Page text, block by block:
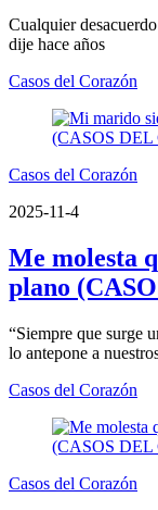
Cualquier
dije hace años
Casos del Corazón
Casos del Corazón
2025-11-4
Me molesta
plano
“Siempre que surge
lo antepone a
Casos del Corazón
Casos del Corazón